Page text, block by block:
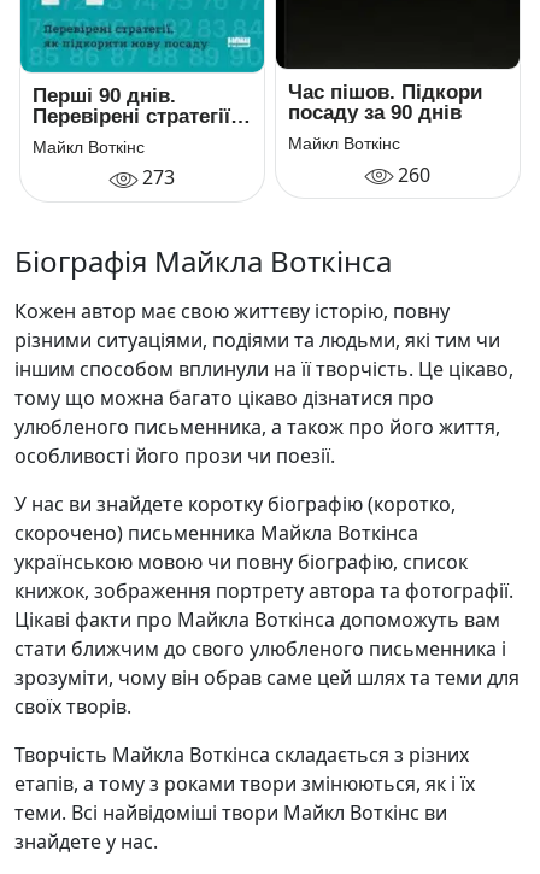
Перші 90 днів.
Перевірені стратегії,
як підкорити нову
посаду
Майкл Воткінс
273
Час пішов. Підкори
посаду за 90 днів
Майкл Воткінс
260
Біографія Майкла Воткінса
Кожен автор має свою життєву історію, повну
різними ситуаціями, подіями та людьми, які тим чи
іншим способом вплинули на її творчість. Це цікаво,
тому що можна багато цікаво дізнатися про
улюбленого письменника, а також про його життя,
особливості його прози чи поезії.
У нас ви знайдете коротку біографію (коротко,
скорочено) письменника Майкла Воткінса
українською мовою чи повну біографію, список
книжок, зображення портрету автора та фотографії.
Цікаві факти про Майкла Воткінса допоможуть вам
стати ближчим до свого улюбленого письменника і
зрозуміти, чому він обрав саме цей шлях та теми для
своїх творів.
Творчість Майкла Воткінса складається з різних
етапів, а тому з роками твори змінюються, як і їх
теми. Всі найвідоміші твори Майкл Воткінс ви
знайдете у нас.